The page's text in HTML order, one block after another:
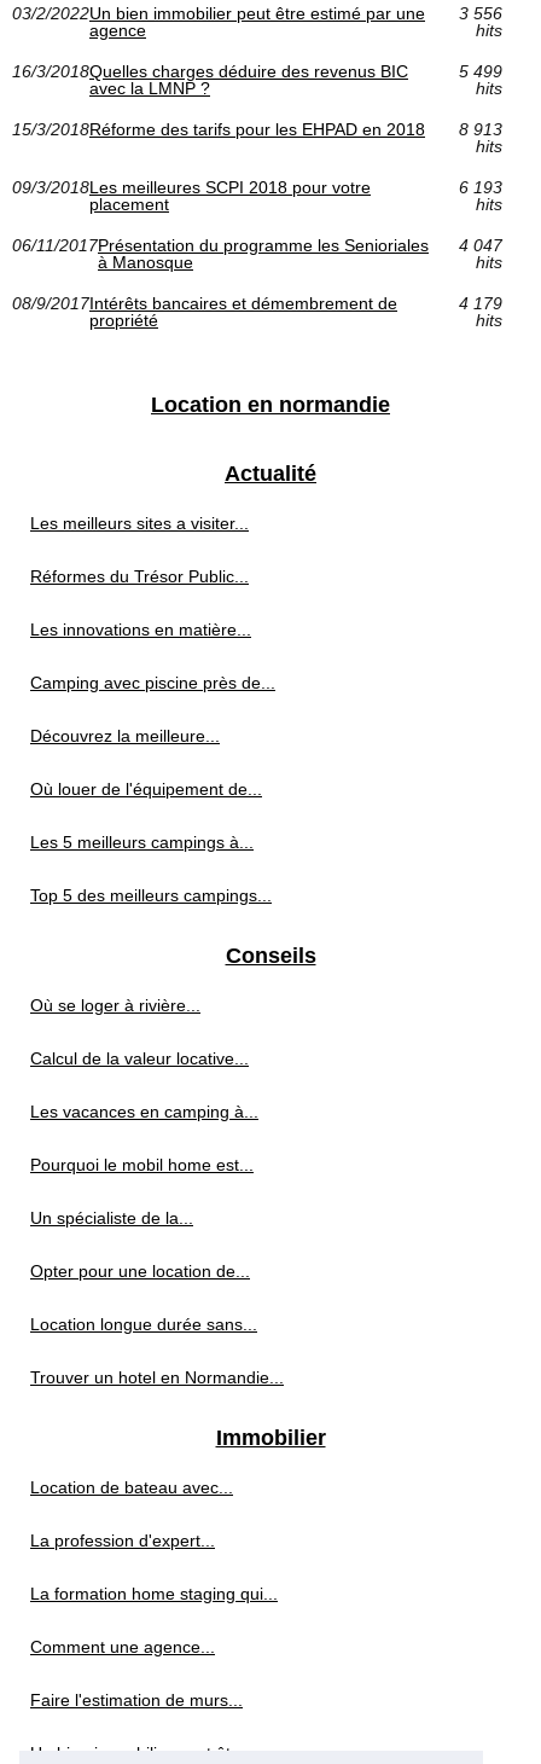
03/2/2022Un bien immobilier peut être estimé par une
agence
3 556
hits
16/3/2018Quelles charges déduire des revenus BIC
avec la LMNP ?
5 499
hits
15/3/2018Réforme des tarifs pour les EHPAD en 2018
8 913
hits
09/3/2018Les meilleures SCPI 2018 pour votre
placement
6 193
hits
06/11/2017Présentation du programme les Senioriales
à Manosque
4 047
hits
08/9/2017Intérêts bancaires et démembrement de
propriété
4 179
hits
Location en normandie
Actualité
Les meilleurs sites a visiter...
Réformes du Trésor Public...
Les innovations en matière...
Camping avec piscine près de...
Découvrez la meilleure...
Où louer de l'équipement de...
Les 5 meilleurs campings à...
Top 5 des meilleurs campings...
Conseils
Où se loger à rivière...
Calcul de la valeur locative...
Les vacances en camping à...
Pourquoi le mobil home est...
Un spécialiste de la...
Opter pour une location de...
Location longue durée sans...
Trouver un hotel en Normandie...
Immobilier
Location de bateau avec...
La profession d'expert...
La formation home staging qui...
Comment une agence...
Faire l'estimation de murs...
Un bien immobilier peut être...